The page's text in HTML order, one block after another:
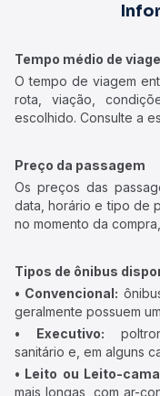
Tempo médio de
O tempo de viagem
rota, viação,
escolhido. Consulte a
Preço da passagem
Os preços das
data, horário e tipo de
no momento da
Tipos de ônibus
• Convencional:
geralmente possuem
• Executivo:
sanitário e, em alguns
• Leito ou Leito-
mais longas, com ar-